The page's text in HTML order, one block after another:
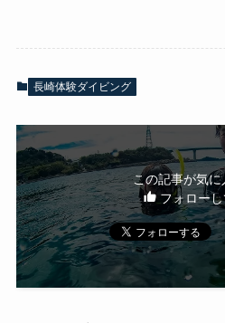
長崎体験ダイビング
この記事が気に
フォローし